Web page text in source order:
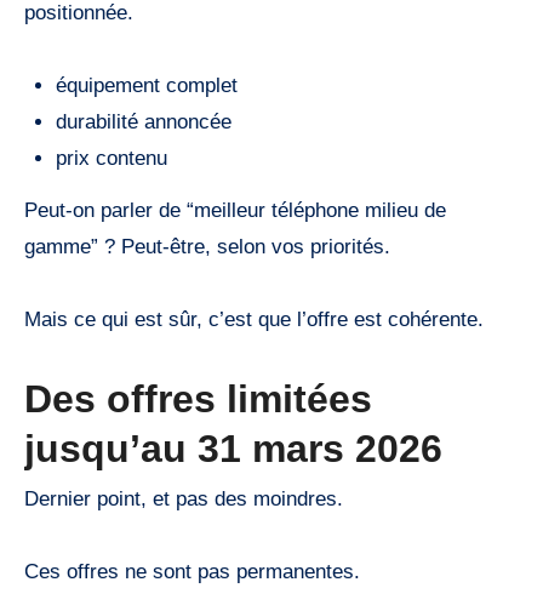
positionnée.
équipement complet
durabilité annoncée
prix contenu
Peut-on parler de “meilleur téléphone milieu de
gamme” ? Peut-être, selon vos priorités.
Mais ce qui est sûr, c’est que l’offre est cohérente.
Des offres limitées
jusqu’au 31 mars 2026
Dernier point, et pas des moindres.
Ces offres ne sont pas permanentes.